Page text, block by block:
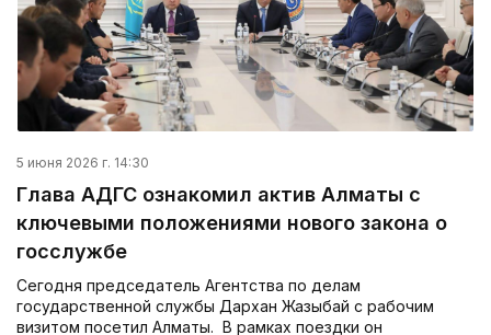
5 июня 2026 г. 14:30
Глава АДГС ознакомил актив Алматы с
ключевыми положениями нового закона о
госслужбе
Сегодня председатель Агентства по делам
государственной службы Дархан Жазықбай с рабочим
визитом посетил Алматы. В рамках поездки он